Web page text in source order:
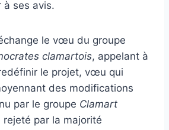
à ses avis.
le vœu du groupe
clamartois, appelant à
le projet, vœu qui
des modifications
par le groupe Clamart
rejeté par la majorité